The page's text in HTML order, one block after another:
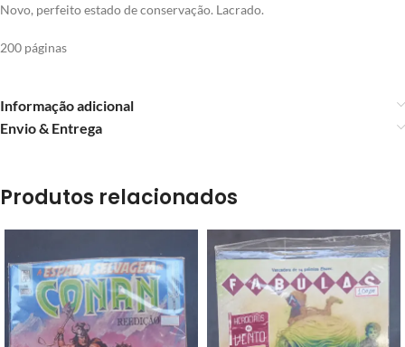
Novo, perfeito estado de conservação. Lacrado.
200 páginas
Informação adicional
Envio & Entrega
Produtos relacionados